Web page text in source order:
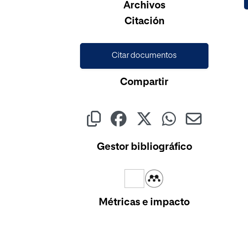
Archivos
Citación
Citar documentos
Compartir
Gestor bibliográfico
Métricas e impacto